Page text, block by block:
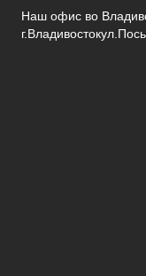
Наш офис во
г.Владивосток